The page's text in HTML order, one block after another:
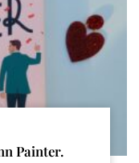
Painter.